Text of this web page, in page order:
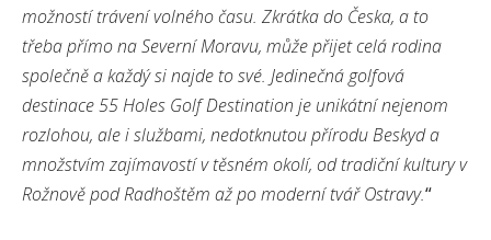
možností trávení volného času. Zkrátka do Česka, a to
třeba přímo na Severní Moravu, může přijet celá rodina
společně a každý si najde to své. Jedinečná golfová
destinace 55 Holes Golf Destination je unikátní nejenom
rozlohou, ale i službami, nedotknutou přírodu Beskyd a
množstvím zajímavostí v těsném okolí, od tradiční kultury v
Rožnově pod Radhoštěm až po moderní tvář Ostravy.“